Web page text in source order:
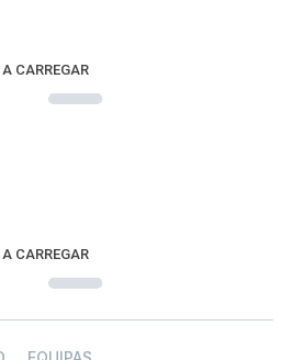
A CARREGAR
A CARREGAR